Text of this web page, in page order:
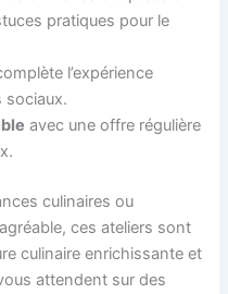
pratiques pour le
l’expérience
sociaux.
avec une offre régulière
culinaires ou
ces ateliers sont
culinaire enrichissante et
attendent sur des